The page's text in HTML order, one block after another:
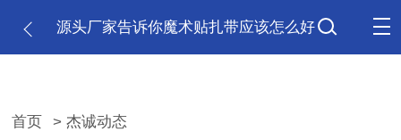
源头厂家告诉你魔术贴扎带应该怎么好
首页 > 杰诚动态